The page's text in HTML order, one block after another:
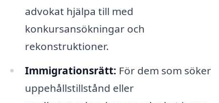
advokat hjälpa till med
konkursansökningar och
rekonstruktioner.
Immigrationsrätt: För dem som söker
uppehållstillstånd eller